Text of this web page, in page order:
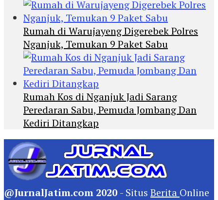
Rumah di Warujayeng Digerebek Polres
Nganjuk, Temukan 9 Paket Sabu
Rumah Kos di Nganjuk Jadi Sarang
Peredaran Sabu, Pemuda Jombang Dan
Kediri Ditangkap
@JurnalJatim.com 2020 - Situs Berita Online